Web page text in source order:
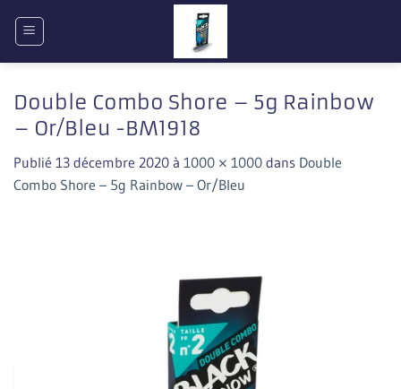
Double Combo Shore – 5g Rainbow
– Or/Bleu -BM1918
Publié 13 décembre 2020 à 1000 × 1000 dans Double
Combo Shore – 5g Rainbow – Or/Bleu